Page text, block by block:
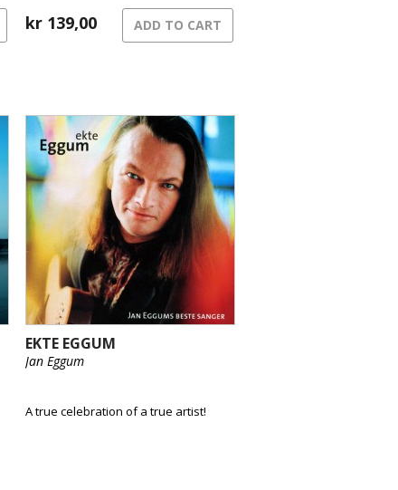
kr 139,00 ADD TO CART
EKTE EGGUM
Jan Eggum
A true celebration of a true artist!